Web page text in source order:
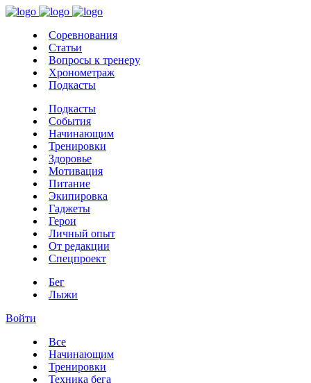
Соревнования
Статьи
Вопросы к тренеру
Хронометраж
Подкасты
Подкасты
События
Начинающим
Тренировки
Здоровье
Мотивация
Питание
Экипировка
Гаджеты
Герои
Личный опыт
От редакции
Спецпроект
Бег
Лыжи
Войти
Все
Начинающим
Тренировки
Техника бега